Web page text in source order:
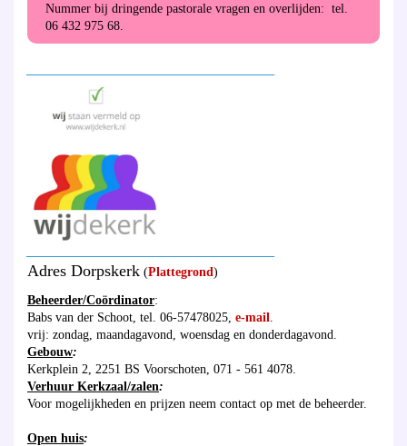
Nummer bij dringende pastorale vragen en overlijden: tel.
06 432 975 68.
Adres Dorpskerk (Plattegrond )
Beheerder/Coördinator:
Babs van der Schoot, tel. 06-57478025, e-mail
vrij: zondag, maandagavond, woensdag en donderdagavond.
Gebouw:
Kerkplein 2, 2251 BS Voorschoten, 071 - 561 4078.
Verhuur Kerkzaal/zalen:
Voor mogelijkheden en prijzen neem contact op met de beheerder.
Open huis: